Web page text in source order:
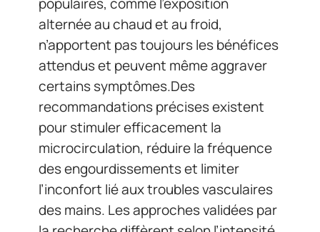
alternée au chaud et au froid,
n’apportent pas toujours les bénéfices
attendus et peuvent même aggraver
certains symptômes.Des
recommandations précises existent
pour stimuler efficacement la
microcirculation, réduire la fréquence
des engourdissements et limiter
l’inconfort lié aux troubles vasculaires
des mains. Les approches validées par